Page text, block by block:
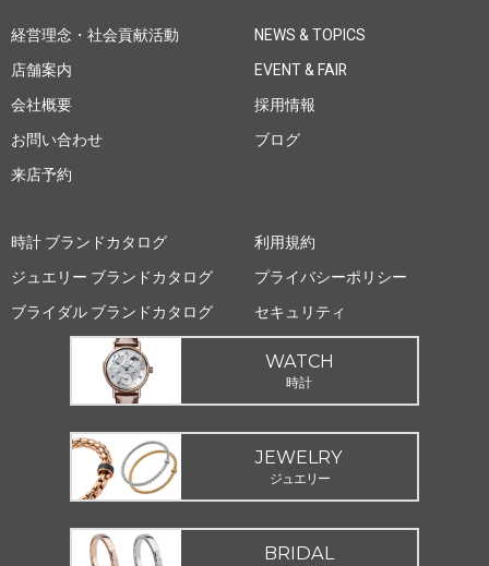
経営理念・社会貢献活動
店舗案内
会社概要
お問い合わせ
来店予約
NEWS & TOPICS
EVENT & FAIR
採用情報
ブログ
時計 ブランドカタログ
ジュエリー ブランドカタログ
ブライダル ブランドカタログ
利用規約
プライバシーポリシー
セキュリティ
WATCH
時計
JEWELRY
ジュエリー
BRIDAL